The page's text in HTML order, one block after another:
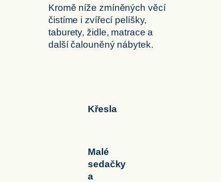
Kromě níže zmíněných věcí
čistíme i zvířecí pelíšky,
taburety, židle, matrace a
další čalouněný nábytek.
Křesla
Malé
sedačky
a